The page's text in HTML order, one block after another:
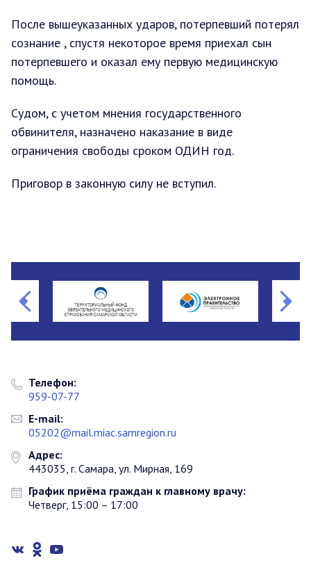
После вышеуказанных ударов, потерпевший потерял
сознание , спустя некоторое время приехал сын
потерпевшего и оказал ему первую медицинскую
помощь.
Судом, с учетом мнения государственного
обвинителя, назначено наказание в виде
ограничения свободы сроком ОДИН год.
Приговор в законную силу не вступил.
Телефон:
959-07-77
E-mail:
05202@mail.miac.samregion.ru
Адрес:
443035, г. Самара, ул. Мирная, 169
График приёма граждан к главному врачу:
Четверг, 15:00 – 17:00